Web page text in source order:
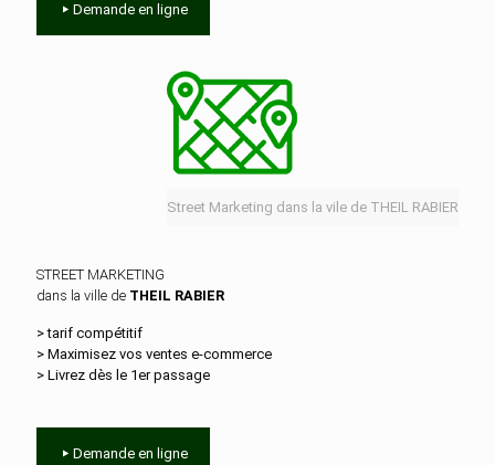
Demande en ligne
Street Marketing dans la vile de THEIL RABIER
STREET MARKETING
dans la ville de THEIL RABIER
> tarif compétitif
> Maximisez vos ventes e‑commerce
> Livrez dès le 1er passage
Demande en ligne